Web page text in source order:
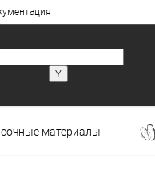
материалы